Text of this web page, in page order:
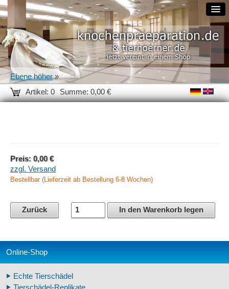
Artikel: 0 Summe: 0,00 €
Ebene höher»
Preis: 0,00 €
zzgl. Versand
Bestellbar (Lieferzeit ab Bestellung 6-8 Wochen)
Zurück In den Warenkorb legen
Online-Shop
Echte Tierschädel